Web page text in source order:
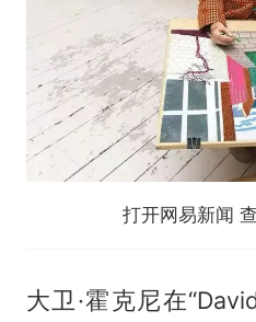
打开网易新闻
大卫·霍克尼在